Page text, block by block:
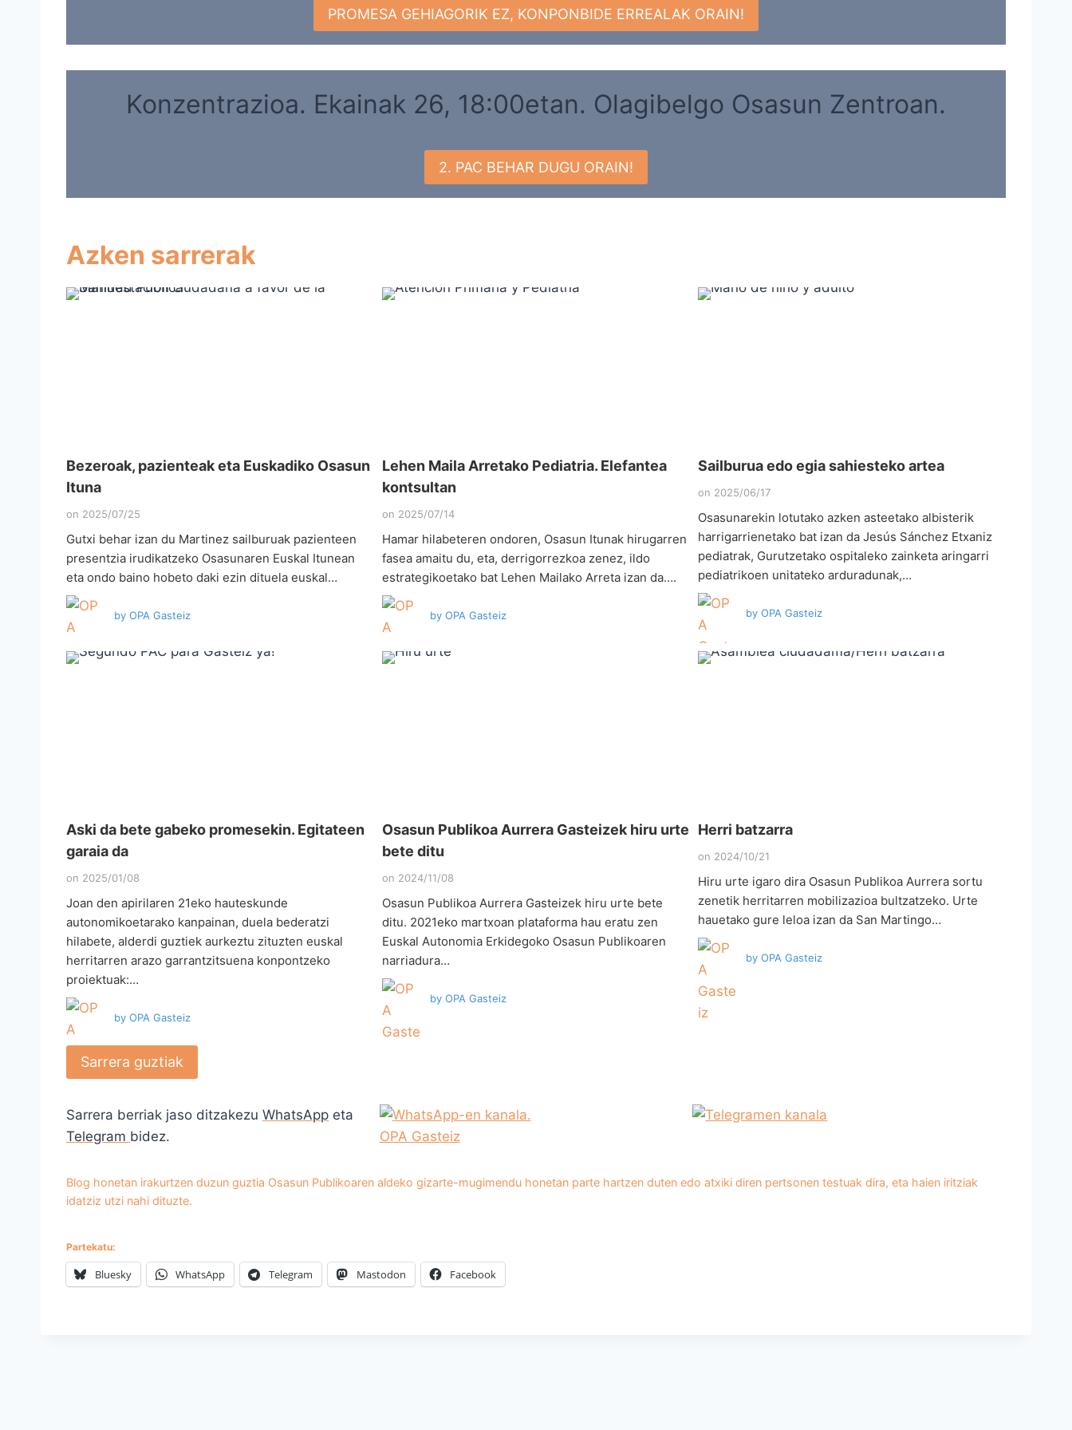
PROMESA GEHIAGORIK EZ, KONPONBIDE ERREALAK ORAIN!
Konzentrazioa. Ekainak 26, 18:00etan. Olagibelgo Osasun Zentroan.
2. PAC BEHAR DUGU ORAIN!
Azken sarrerak
Bezeroak, pazienteak eta Euskadiko Osasun
Ituna
on 2025/07/25
Gutxi behar izan du Martinez sailburuak pazienteen
presentzia irudikatzeko Osasunaren Euskal Itunean
eta ondo baino hobeto daki ezin dituela euskal…
by OPA Gasteiz
Lehen Maila Arretako Pediatria. Elefantea
kontsultan
on 2025/07/14
Hamar hilabeteren ondoren, Osasun Itunak hirugarren
fasea amaitu du, eta, derrigorrezkoa zenez, ildo
estrategikoetako bat Lehen Mailako Arreta izan da….
by OPA Gasteiz
Sailburua edo egia sahiesteko artea
on 2025/06/17
Osasunarekin lotutako azken asteetako albisterik
harrigarrienetako bat izan da Jesús Sánchez Etxaniz
pediatrak, Gurutzetako ospitaleko zainketa aringarri
pediatrikoen unitateko arduradunak,…
by OPA Gasteiz
Aski da bete gabeko promesekin. Egitateen
garaia da
on 2025/01/08
Joan den apirilaren 21eko hauteskunde
autonomikoetarako kanpainan, duela bederatzi
hilabete, alderdi guztiek aurkeztu zituzten euskal
herritarren arazo garrantzitsuena konpontzeko
proiektuak:…
by OPA Gasteiz
Osasun Publikoa Aurrera Gasteizek hiru urte
bete ditu
on 2024/11/08
Osasun Publikoa Aurrera Gasteizek hiru urte bete
ditu. 2021eko martxoan plataforma hau eratu zen
Euskal Autonomia Erkidegoko Osasun Publikoaren
narriadura…
by OPA Gasteiz
Herri batzarra
on 2024/10/21
Hiru urte igaro dira Osasun Publikoa Aurrera sortu
zenetik herritarren mobilizazioa bultzatzeko. Urte
hauetako gure leloa izan da San Martingo…
by OPA Gasteiz
Sarrera guztiak
Sarrera berriak jaso ditzakezu WhatsApp eta
Telegram bidez.
Blog honetan irakurtzen duzun guztia Osasun Publikoaren aldeko gizarte-mugimendu honetan parte hartzen duten edo atxiki diren pertsonen testuak dira, eta haien iritziak
idatziz utzi nahi dituzte.
Partekatu:
Bluesky WhatsApp Telegram Mastodon Facebook